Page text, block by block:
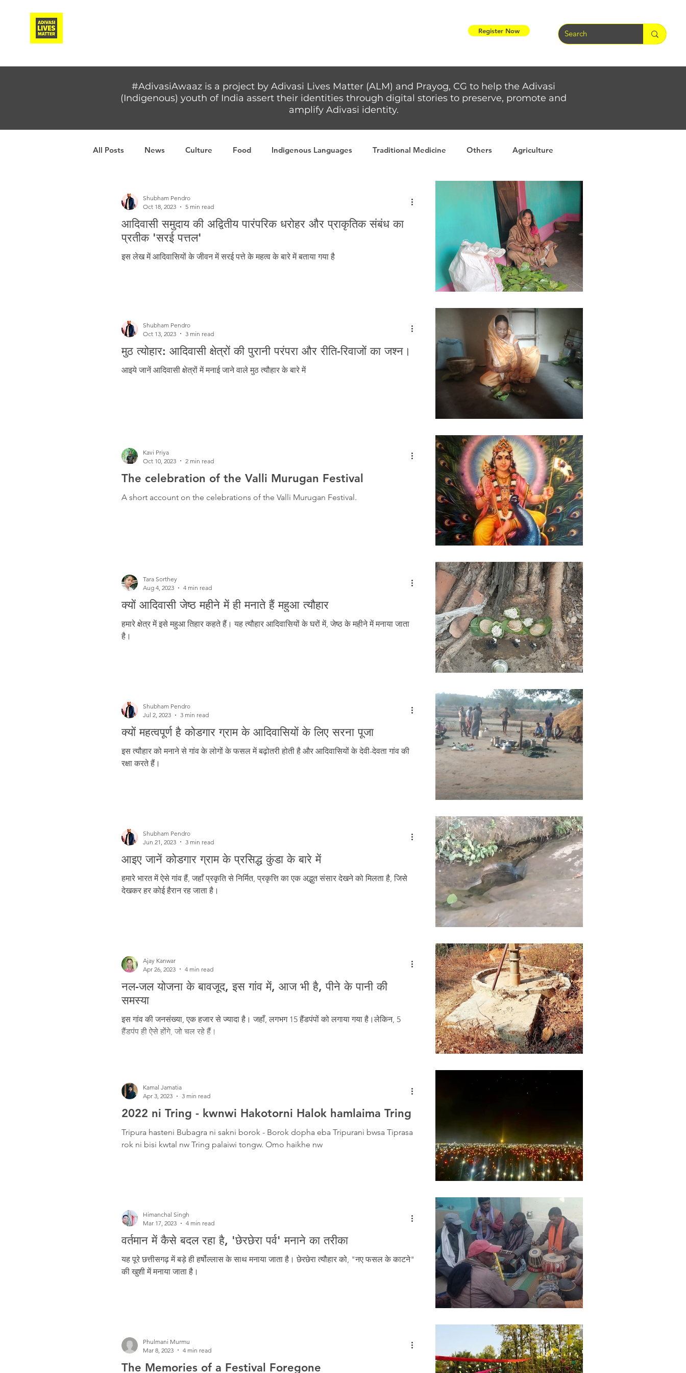
Register Now
#AdivasiAwaaz is a project by Adivasi Lives Matter (ALM) and Prayog, CG to help the Adivasi
(Indigenous) youth of India assert their identities through digital stories to preserve, promote and
amplify Adivasi identity.
All Posts News Culture Food Indigenous Languages Traditional Medicine Others Agriculture
Weather
Freedom Fighters Folklore Tribal History Festivals Literature
आदिवासी समुदाय की अद्वितीय पारंपरिक धरोहर और प्राकृतिक संबंध का
प्रतीक 'सरई पत्तल'
इस लेख में आदिवासियों के जीवन में सरई पत्ते के महत्व के बारे में बताया गया है
Shubham Pendro
Oct 18, 2023
5 min read
मुठ त्योहार: आदिवासी क्षेत्रों की पुरानी परंपरा और रीति-रिवाजों का जश्न।
आइये जानें आदिवासी क्षेत्रों में मनाई जाने वाले मुठ त्यौहार के बारे में
Shubham Pendro
Oct 13, 2023
3 min read
The celebration of the Valli Murugan Festival
A short account on the celebrations of the Valli Murugan Festival.
Kavi Priya
Oct 10, 2023
2 min read
क्यों आदिवासी जेष्ठ महीने में ही मनाते हैं महुआ त्यौहार
हमारे क्षेत्र में इसे महुआ तिहार कहते हैं। यह त्यौहार आदिवासियों के घरों में, जेष्ठ के महीने में मनाया जाता
है।
Tara Sorthey
Aug 4, 2023
4 min read
क्यों महत्वपूर्ण है कोडगार ग्राम के आदिवासियों के लिए सरना पूजा
इस त्यौहार को मनाने से गांव के लोगों के फसल में बढ़ोतरी होती है और आदिवासियों के देवी-देवता गांव की
रक्षा करते हैं।
Shubham Pendro
Jul 2, 2023
3 min read
आइए जानें कोडगार ग्राम के प्रसिद्ध कुंडा के बारे में
हमारे भारत में ऐसे गांव हैं, जहाँ प्रकृति से निर्मित, प्रकृत्ति का एक अद्भुत संसार देखने को मिलता है, जिसे
देखकर हर कोई हैरान रह जाता है।
Shubham Pendro
Jun 21, 2023
3 min read
नल-जल योजना के बावजूद, इस गांव में, आज भी है, पीने के पानी की
समस्या
इस गांव की जनसंख्या, एक हजार से ज्यादा है। जहाँ, लगभग 15 हैंडपंपों को लगाया गया है।लेकिन, 5
हैंडपंप ही ऐसे होंगे, जो चल रहे हैं।
Ajay Kanwar
Apr 26, 2023
4 min read
2022 ni Tring - kwnwi Hakotorni Halok hamlaima Tring
Tripura hasteni Bubagra ni sakni borok - Borok dopha eba Tripurani bwsa Tiprasa
rok ni bisi kwtal nw Tring palaiwi tongw. Omo haikhe nw
Kamal Jamatia
Apr 3, 2023
3 min read
वर्तमान में कैसे बदल रहा है, 'छेरछेरा पर्व' मनाने का तरीका
यह पूरे छत्तीसगढ़ में बड़े ही हर्षोल्लास के साथ मनाया जाता है। छेरछेरा त्यौहार को, "नए फसल के काटने"
की खुशी में मनाया जाता है।
Himanchal Singh
Mar 17, 2023
4 min read
The Memories of a Festival Foregone
Phulmani Murmu
Mar 8, 2023
4 min read